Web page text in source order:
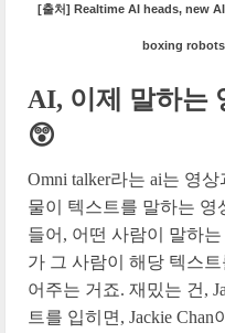
[출처] Realtime AI heads, new
boxing
AI, 이제 말하는
😲
Omni talker라는 ai는 영
물이 텍스트를 말하는 영
들어, 어떤 사람이 말하
가 그 사람이 해당 텍스
어주는 거죠. 재밌는 건,
트를 입히면, Jackie